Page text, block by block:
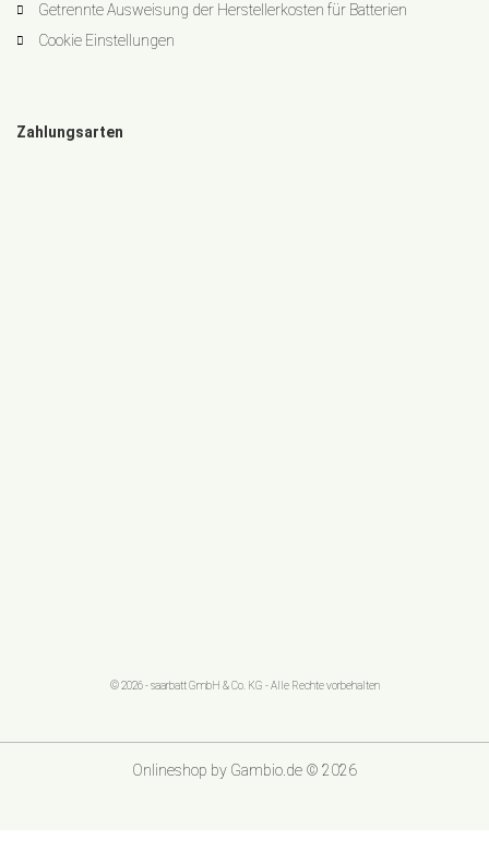
Getrennte Ausweisung der Herstellerkosten für Batterien
Cookie Einstellungen
Zahlungsarten
© 2026 - saarbatt GmbH & Co. KG - Alle Rechte vorbehalten
Onlineshop by Gambio.de © 2026